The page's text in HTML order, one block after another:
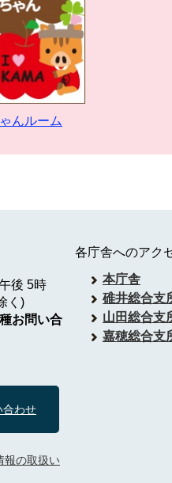
んルーム
後 5時
く)
お問い合
合わせ
各庁舎へのアク
本庁舎
碓井総合支
山田総合支
嘉穂総合支
報の取扱い